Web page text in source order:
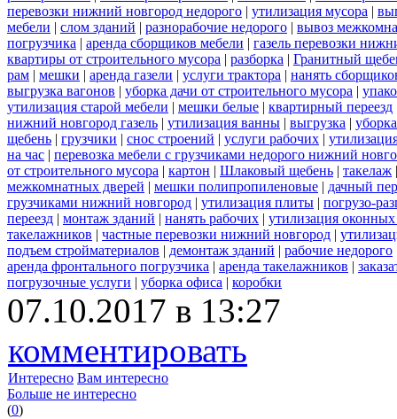
перевозки нижний новгород недорого | утилизация мусора |
мебели | слом зданий | разнорабочие недорого | вывоз
погрузчика | аренда сборщиков мебели | газель перевозки
квартиры от строительного мусора | разборка | Гранитный
рам | мешки | аренда газели | услуги трактора | нанять
выгрузка вагонов | уборка дачи от строительного мусора |
утилизация старой мебели | мешки белые | квартирный переезд
нижний новгород газель | утилизация ванны | выгрузка |
щебень | грузчики | снос строений | услуги рабочих |
на час | перевозка мебели с грузчиками недорого нижний
от строительного мусора | картон | Шлаковый щебень | такелаж
межкомнатных дверей | мешки полипропиленовые | дачный
грузчиками нижний новгород | утилизация плиты | погрузо-
переезд | монтаж зданий | нанять рабочих | утилизация
такелажников | частные перевозки нижний новгород |
подъем стройматериалов | демонтаж зданий | рабочие недорого
аренда фронтального погрузчика | аренда такелажников |
погрузочные услуги | уборка офиса | коробки
07.10.2017 в 13:27
комментировать
Интересно Вам интересно
Больше не интересно
(0)